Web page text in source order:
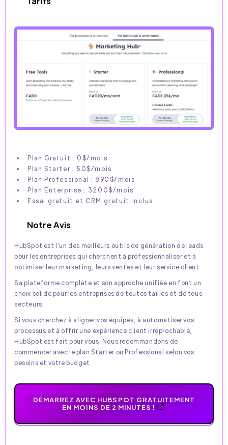
Plan Gratuit : 0$/mois
Plan Starter : 50$/mois
Plan Professional : 890$/mois
Plan Enterprise : 3200$/mois
Essai gratuit et CRM gratuit inclus
Notre Avis
HubSpot est l'un des meilleurs outils de génération de leads
pour les entreprises qui cherchent à professionnaliser et à
optimiser leur marketing, leurs ventes et leur service client.
Sa plateforme complète et son approche unifiée en font un
choix solide pour les entreprises de toutes tailles et de tous
secteurs.
Si vous cherchez à aligner vos équipes, à automatiser vos
processus et à offrir une expérience client irréprochable,
HubSpot est fait pour vous. Nous recommandons de
commencer avec le plan Starter ou Professional selon vos
besoins et votre budget.
DÉMARREZ AVEC HUBSPOT GRATUITEMENT
EN MOINS DE 2 MINUTES !